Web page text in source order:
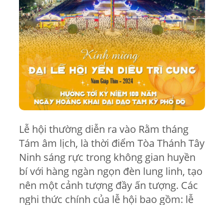
Lễ hội thường diễn ra vào Rằm tháng
Tám âm lịch, là thời điểm Tòa Thánh Tây
Ninh sáng rực trong không gian huyền
bí với hàng ngàn ngọn đèn lung linh, tạo
nên một cảnh tượng đầy ấn tượng. Các
nghi thức chính của lễ hội bao gồm: lễ